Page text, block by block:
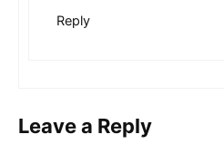
Reply
Leave a Reply